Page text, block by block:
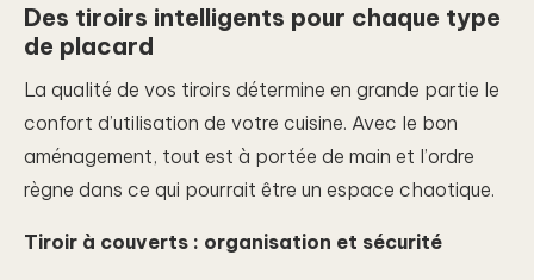
Des tiroirs intelligents pour chaque type
de placard
La qualité de vos tiroirs détermine en grande partie le
confort d’utilisation de votre cuisine. Avec le bon
aménagement, tout est à portée de main et l’ordre
règne dans ce qui pourrait être un espace chaotique.
Tiroir à couverts : organisation et sécurité